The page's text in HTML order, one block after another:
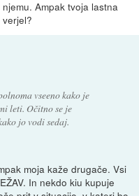
Ampak tvoja lastna
vseeno kako je
leti. Očitno se je
jo vodi sedaj.
moja kaže drugače. Vsi
In nekdo kiu kupuje